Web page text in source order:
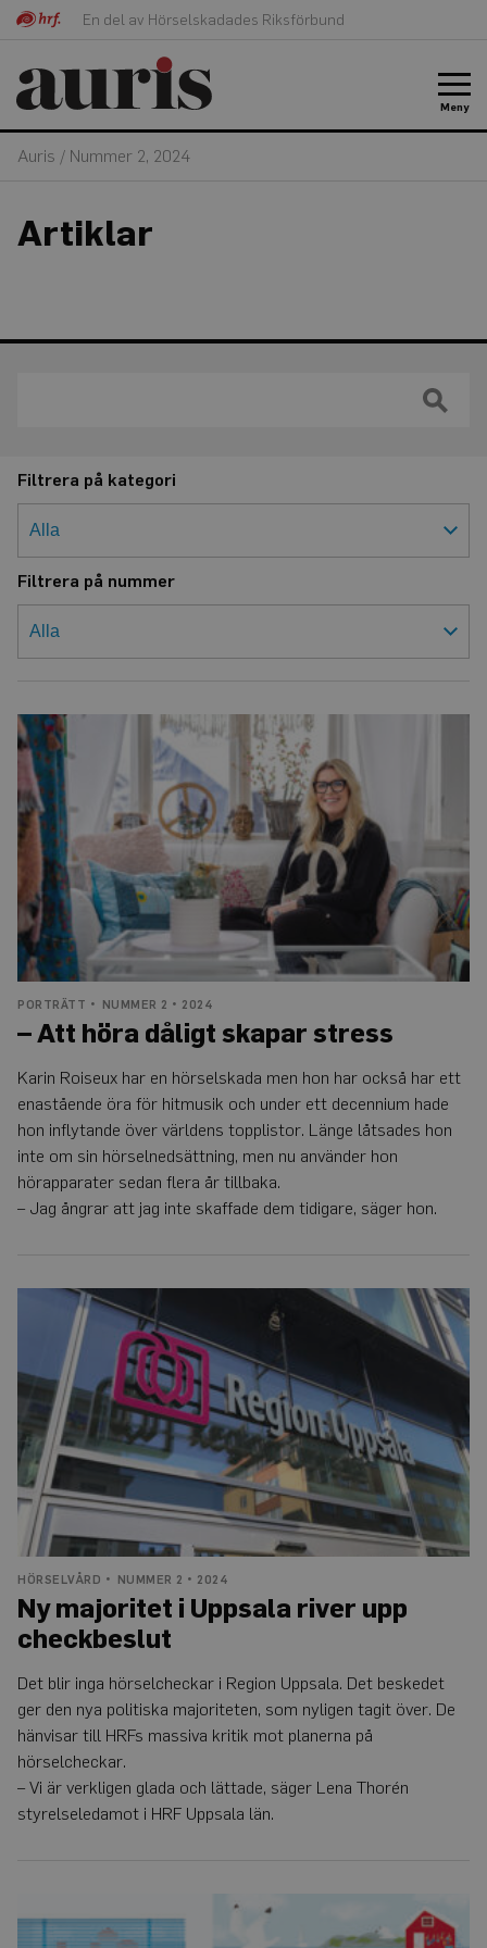
En del av Hörselskadades Riksförbund
Meny
Auris / Nummer 2, 2024
Artiklar
Filtrera på kategori
Filtrera på nummer
–
Att
höra
dåligt
skapar
stress
PORTRÄTT NUMMER 2 • 2024
– Att höra dåligt skapar stress
Karin Roiseux har en hörselskada men hon har också har ett
enastående öra för hitmusik och under ett decennium hade
hon inflytande över världens topplistor. Länge låtsades hon
inte om sin hörselnedsättning, men nu använder hon
hörapparater sedan flera år tillbaka.
– Jag ångrar att jag inte skaffade dem tidigare, säger hon.
majoritet
Uppsala
upp
checkbeslut
HÖRSELVÅRD NUMMER 2 • 2024
Ny majoritet i Uppsala river upp
checkbeslut
Det blir inga hörselcheckar i Region Uppsala. Det beskedet
ger den nya politiska majoriteten, som nyligen tagit över. De
hänvisar till HRFs massiva kritik mot planerna på
hörselcheckar.
– Vi är verkligen glada och lättade, säger Lena Thorén
styrelseledamot i HRF Uppsala län.
kan
justera